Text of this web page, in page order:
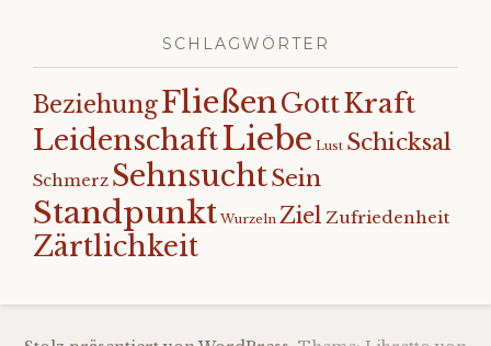
SCHLAGWÖRTER
BeziehungFließenGottKraft
LeidenschaftLiebe Lust Schicksal
Schmerz SehnsuchtSein
Standpunkt Wurzeln Ziel Zufriedenheit
Zärtlichkeit